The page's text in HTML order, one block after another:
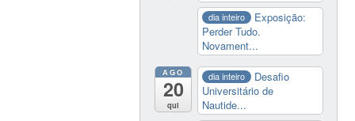
dia inteiro
Exposição:
Perder Tudo.
Novament...
AGO
20
qui
dia inteiro
Desafio
Universitário de
Nautide...